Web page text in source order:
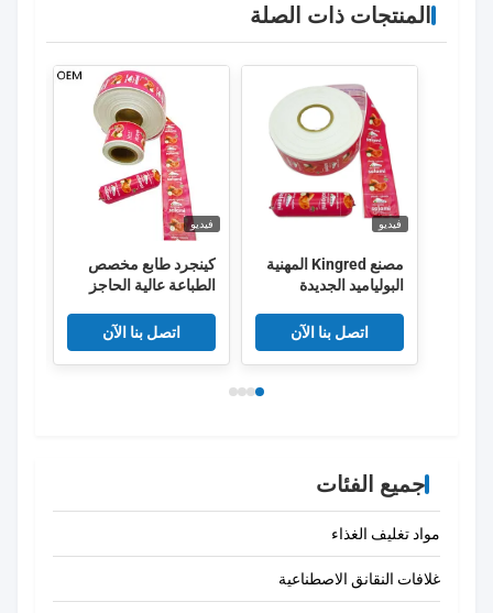
المنتجات ذات الصلة
فيديو
مصنع Kingred المهنية
البولياميد الجديدة
الصف الغذائي OEM
اتصل بنا الآن
فيديو
كينجرد طابع مخصص
الطباعة عالية الحاجز
النقانق غلاف فيلم
الصين
اتصل بنا الآن
جميع الفئات
مواد تغليف الغذاء
غلافات النقانق الاصطناعية